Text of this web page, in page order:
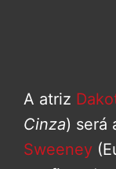
A atriz
Cinza) será
Sweeney